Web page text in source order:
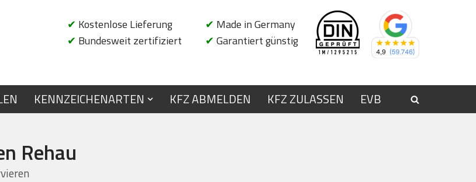
✔ Kostenlose Lieferung
✔ Bundesweit zertifiziert
✔ Made in Germany
✔ Garantiert günstig
KENNZEICHENARTEN KFZ ABMELDEN KFZ ZULASSEN EVB
Rehau